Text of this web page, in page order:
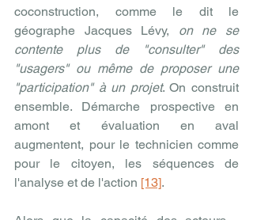
coconstruction, comme le dit le
géographe Jacques Lévy, on ne se
contente plus de "consulter" des
"usagers" ou même de proposer une
"participation" à un projet. On construit
ensemble. Démarche prospective en
amont et évaluation en aval
augmentent, pour le technicien comme
pour le citoyen, les séquences de
l'analyse et de l'action [13].